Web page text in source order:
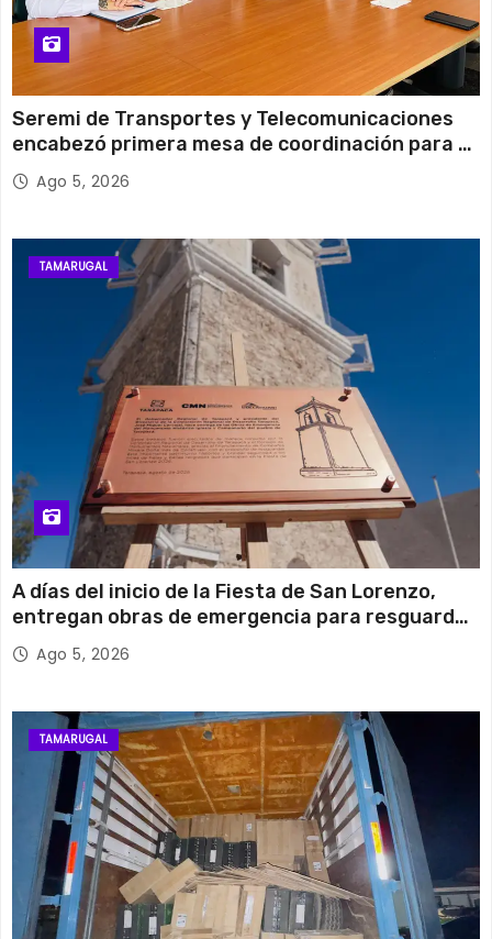
Seremi de Transportes y Telecomunicaciones
encabezó primera mesa de coordinación para el
retiro de cables en desuso en Iquique
Ago 5, 2026
TAMARUGAL
A días del inicio de la Fiesta de San Lorenzo,
entregan obras de emergencia para resguardar
su histórico campanario
Ago 5, 2026
TAMARUGAL